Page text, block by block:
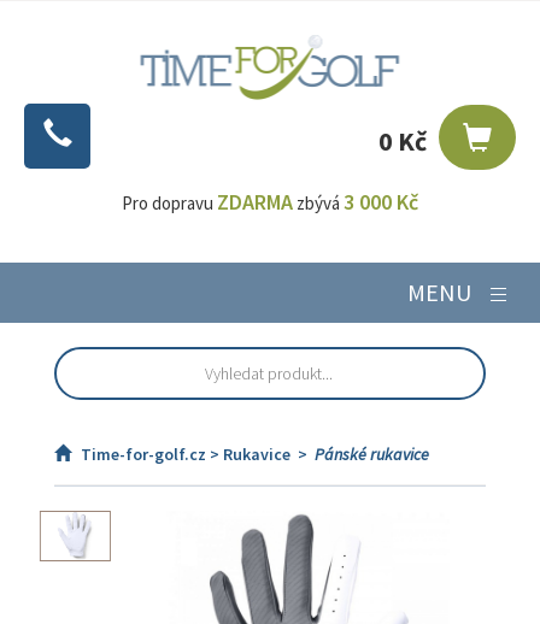
0 Kč
Pro dopravu ZDARMA zbývá 3 000 Kč
MENU
Time-for-golf.cz > Rukavice > Pánské rukavice